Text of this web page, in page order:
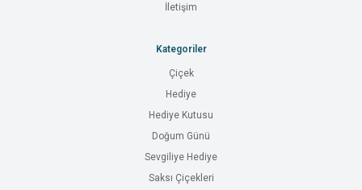
İletişim
Kategoriler
Çiçek
Hediye
Hediye Kutusu
Doğum Günü
Sevgiliye Hediye
Saksı Çiçekleri